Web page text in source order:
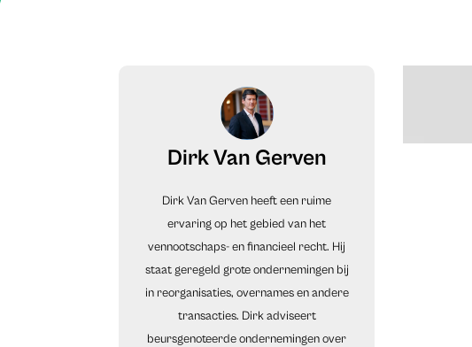
Dirk Van Gerven
Dirk Van Gerven heeft een ruime
ervaring op het gebied van het
vennootschaps- en financieel recht. Hij
staat geregeld grote ondernemingen bij
in reorganisaties, overnames en andere
transacties. Dirk adviseert
beursgenoteerde ondernemingen over